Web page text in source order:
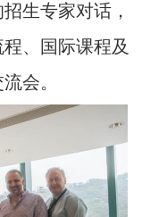
生专家对话，
、国际课程及
会。